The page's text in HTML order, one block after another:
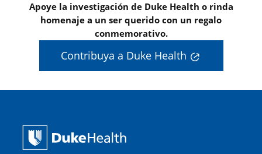
Apoye la investigación de Duke Health o rinda
homenaje a un ser querido con un regalo
conmemorativo.
Contribuya a Duke Health